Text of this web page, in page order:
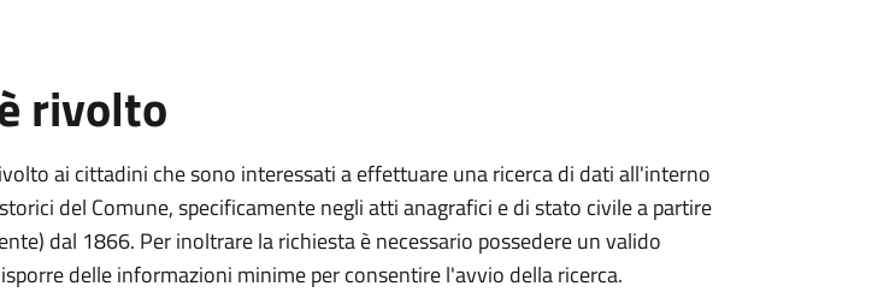
rivolto
ai cittadini che sono interessati a effettuare una ricerca di dati all'interno
del Comune, specificamente negli atti anagrafici e di stato civile a partire
dal 1866. Per inoltrare la richiesta è necessario possedere un valido
delle informazioni minime per consentire l'avvio della ricerca.